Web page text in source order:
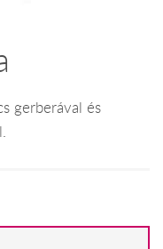
gerberával és